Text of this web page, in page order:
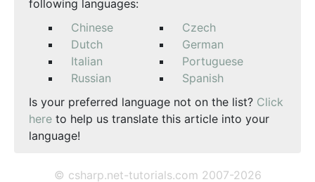
following languages:
Chinese
Czech
Dutch
German
Italian
Portuguese
Russian
Spanish
Is your preferred language not on the list? Click
here to help us translate this article into your
language!
© csharp.net-tutorials.com 2007-2026